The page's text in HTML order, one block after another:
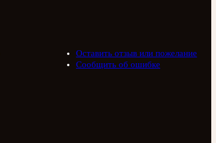
Оставить отзыв или пожелание
Сообщить об ошибке